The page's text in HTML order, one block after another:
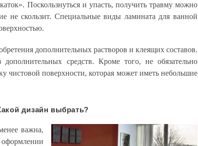
Поскользнуться и упасть, получить травму можно
не скользит. Специальные виды ламината для ванной
дополнительных растворов и клеящих составов.
дополнительных средств. Кроме того, не обязательно
чистовой поверхности, которая может иметь небольшие
дизайн выбрать?
важна,